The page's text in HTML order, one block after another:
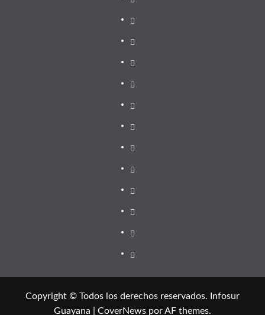
Copyright © Todos los derechos reservados. Infosur
Guayana
CoverNews por AF themes.